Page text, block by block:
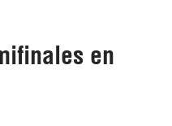
en